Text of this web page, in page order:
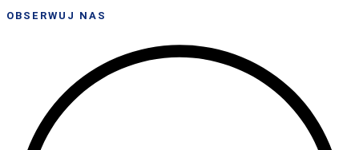
OBSERWUJ NAS